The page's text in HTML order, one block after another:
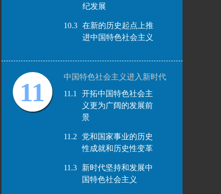
纪发展
10.3
在新的历史起点上推
进中国特色社会主义
11
中国特色社会主义进入新时代
11.1
开拓中国特色社会主
义更为广阔的发展前
景
11.2
党和国家事业的历史
性成就和历史性变革
11.3
新时代坚持和发展中
国特色社会主义